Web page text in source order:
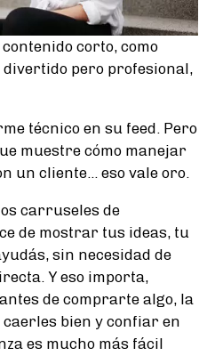
corto, como
divertido pero profesional,
técnico en su feed. Pero
muestre cómo manejar
un cliente... eso vale oro.
carruseles de
de mostrar tus ideas, tu
sin necesidad de
Y eso importa,
de comprarte algo, la
bien y confiar en
es mucho más fácil